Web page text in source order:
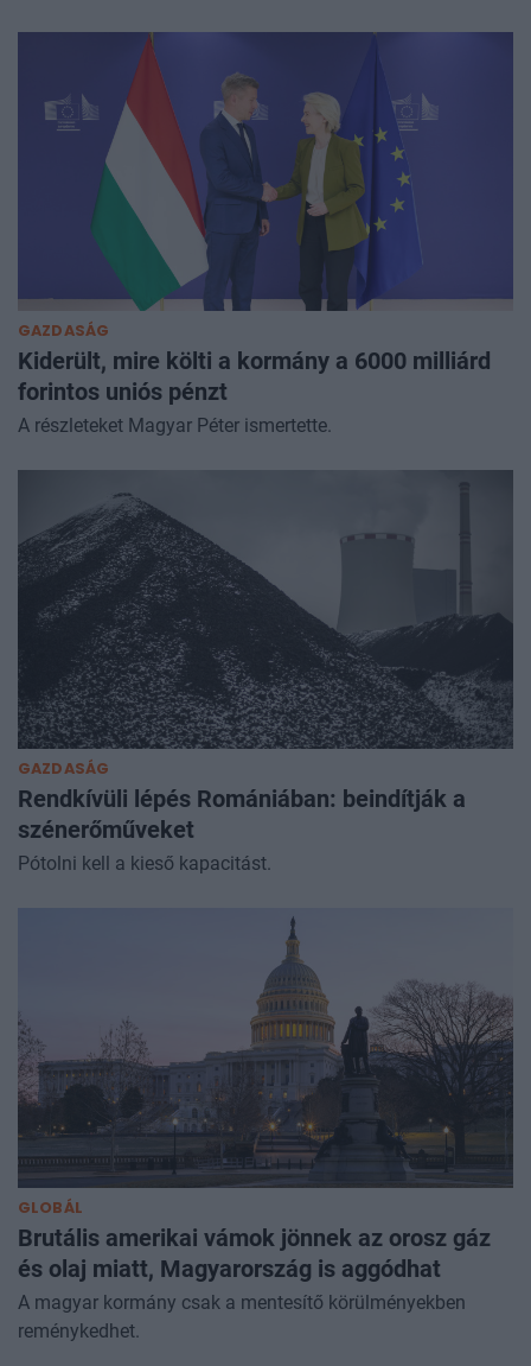
GAZDASÁG
Kiderült, mire költi a kormány a 6000 milliárd
forintos uniós pénzt
A részleteket Magyar Péter ismertette.
GAZDASÁG
Rendkívüli lépés Romániában: beindítják a
szénerőműveket
Pótolni kell a kieső kapacitást.
GLOBÁL
Brutális amerikai vámok jönnek az orosz gáz
és olaj miatt, Magyarország is aggódhat
A magyar kormány csak a mentesítő körülményekben
reménykedhet.